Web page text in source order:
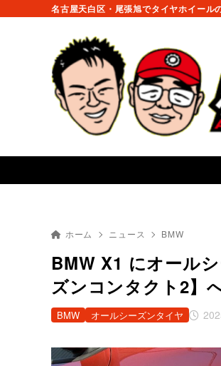
名古屋天白区・尾張旭でタイヤホイール
ホーム ニュース BMW
BMW X1 にオール
ズンコンタクト2】
BMW オールシーズンタイヤ